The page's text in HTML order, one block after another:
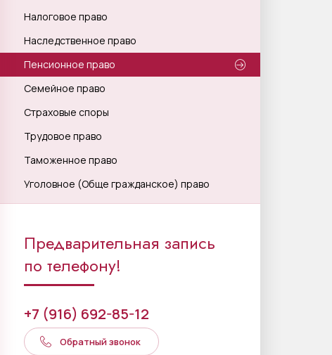
Налоговое право
Наследственное право
Пенсионное право
Семейное право
Страховые споры
Трудовое право
Таможенное право
Уголовное (Обще гражданское) право
Предварительная запись
по телефону!
+7 (916) 692-85-12
Обратный звонок